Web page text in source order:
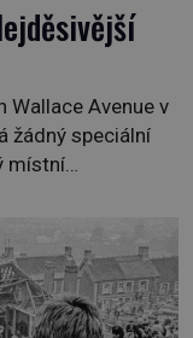
Wallace Avenue v
žádný speciální
místní
Herman
[…]